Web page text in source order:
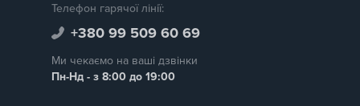
Телефон гарячої лінії:
+380 99 509 60 69
Ми чекаємо на ваші дзвінки
Пн-Нд - з 8:00 до 19:00